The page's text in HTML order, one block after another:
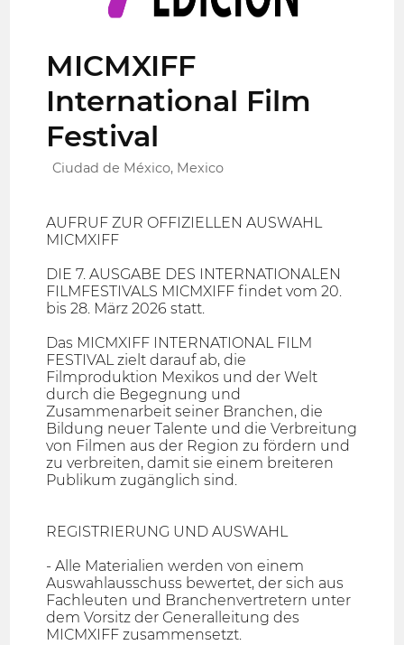
MICMXIFF
International Film
Festival
Ciudad de México, Mexico
AUFRUF ZUR OFFIZIELLEN AUSWAHL
MICMXIFF
DIE 7. AUSGABE DES INTERNATIONALEN
FILMFESTIVALS MICMXIFF findet vom 20.
bis 28. März 2026 statt.
Das MICMXIFF INTERNATIONAL FILM
FESTIVAL zielt darauf ab, die
Filmproduktion Mexikos und der Welt
durch die Begegnung und
Zusammenarbeit seiner Branchen, die
Bildung neuer Talente und die Verbreitung
von Filmen aus der Region zu fördern und
zu verbreiten, damit sie einem breiteren
Publikum zugänglich sind.
REGISTRIERUNG UND AUSWAHL
- Alle Materialien werden von einem
Auswahlausschuss bewertet, der sich aus
Fachleuten und Branchenvertretern unter
dem Vorsitz der Generalleitung des
MICMXIFF zusammensetzt.